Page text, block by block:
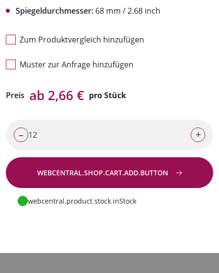
Spiegeldurchmesser: 68 mm / 2.68 inch
Zum Produktvergleich hinzufügen
Muster zur Anfrage hinzufügen
Preis ab 2,66 € pro Stück
– +
WEBCENTRAL.SHOP.CART.ADD.BUTTON
Zur Anfrage
webcentral.product.stock.inStock